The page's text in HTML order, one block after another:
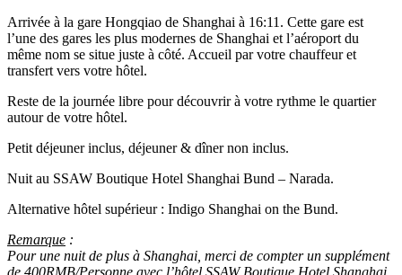
Arrivée à la gare Hongqiao de Shanghai à 16:11. Cette gare est
l’une des gares les plus modernes de Shanghai et l’aéroport du
même nom se situe juste à côté. Accueil par votre chauffeur et
transfert vers votre hôtel.
Reste de la journée libre pour découvrir à votre rythme le quartier
autour de votre hôtel.
Petit déjeuner inclus, déjeuner & dîner non inclus.
Nuit au SSAW Boutique Hotel Shanghai Bund – Narada.
Alternative hôtel supérieur : Indigo Shanghai on the Bund.
Remarque :
Pour une nuit de plus à Shanghai, merci de compter un supplément
de 400RMB/Personne avec l’hôtel SSAW Boutique Hotel Shanghai